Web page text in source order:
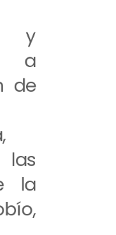
y
a
de
la